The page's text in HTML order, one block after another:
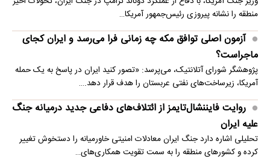
منطقه را نشانه پیروزی رئیس‌جمهور آمریکا…
آزمون اصلی توافق مکه چه زمانی فرا می‌رسد و ایران کجای
ماجراست؟
پژوهشگر شورای آتلانتیک، می‌پرسد: «تصور کنید ایران در پاسخ به یک حمله
آمریکا، زیرساخت‌های نفتی عربستان را هدف قرار دهد.…
روایت فایننشال‌تایمز از ائتلاف‌های دفاعی جدید درمیانه جنگ
علیه ایران
تحلیلی اشاره دارد جنگ ایران معادلات امنیتی خاورمیانه را دستخوش تغییر
کرده و کشورهای منطقه را به سمت تقویت همکاری‌های…